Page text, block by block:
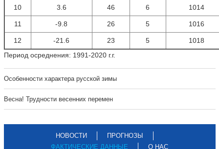
10 3.6 46 6 1014
11 -9.8 26 5 1016
12 -21.6 23 5
1018
Период осреднения: 1991-2020 г.г.
Особенности характера русской зимы
Весна! Трудности весенних перемен
НОВОСТИ
ПРОГНОЗЫ
ФАКТИЧЕСКИЕ ДАННЫЕ
О НАС